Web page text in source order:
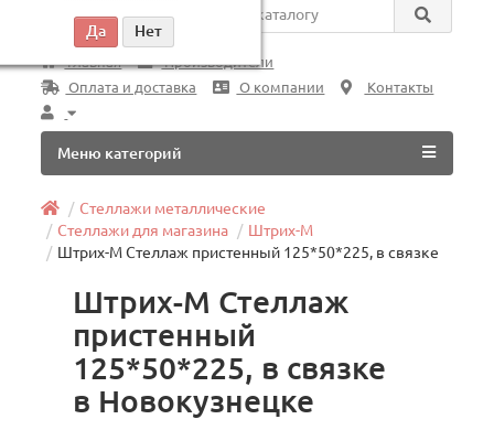
Везде
Главная
Производители
Оплата и доставка
О компании Контакты
Меню категорий
Стеллажи металлические
Стеллажи для магазина
Штрих-М
Штрих-М Стеллаж пристенный 125*50*225, в связке
Штрих-М Стеллаж
пристенный
125*50*225, в связке
в Новокузнецке